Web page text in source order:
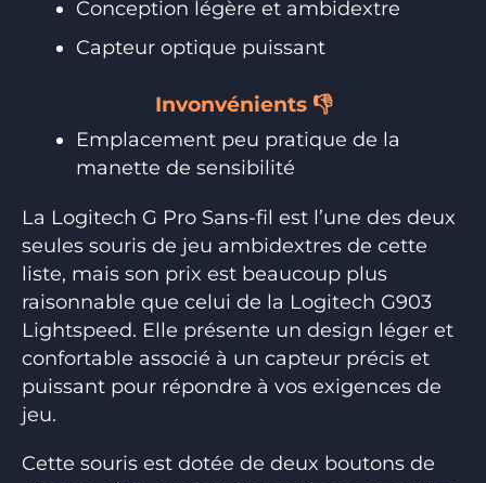
Conception légère et ambidextre
Capteur optique puissant
Invonvénients 👎
Emplacement peu pratique de la
manette de sensibilité
La Logitech G Pro Sans-fil est l’une des deux
seules souris de jeu ambidextres de cette
liste, mais son prix est beaucoup plus
raisonnable que celui de la Logitech G903
Lightspeed. Elle présente un design léger et
confortable associé à un capteur précis et
puissant pour répondre à vos exigences de
jeu.
Cette souris est dotée de deux boutons de